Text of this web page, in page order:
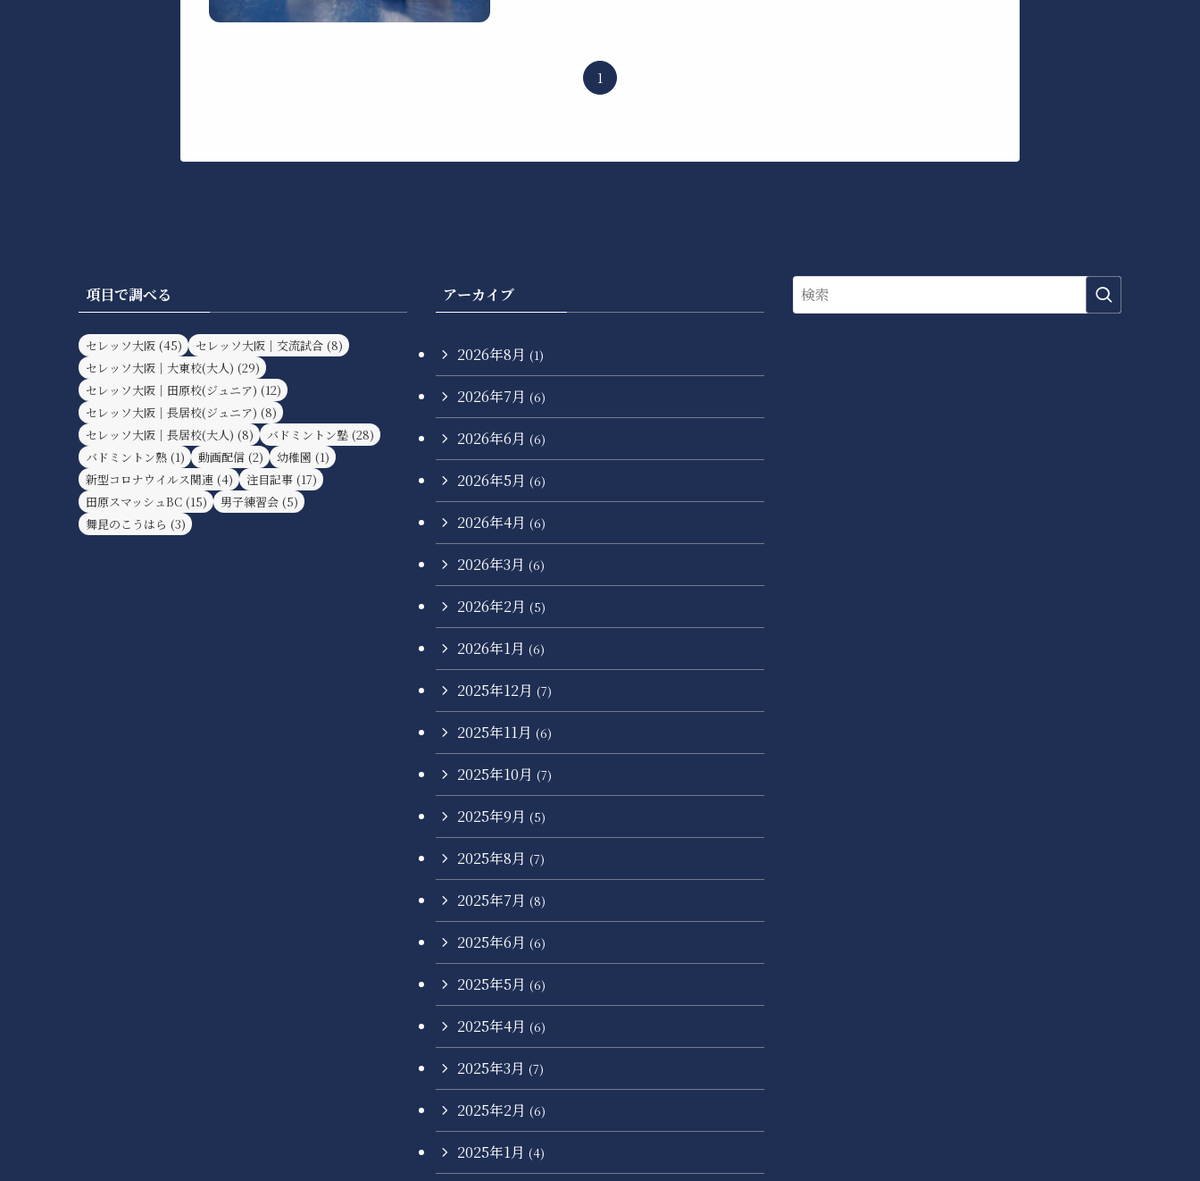
1
項目で調べる
セレッソ大阪 (45) セレッソ大阪｜交流試合 (8)
セレッソ大阪｜大東校(大人) (29)
セレッソ大阪｜田原校(ジュニア) (12)
セレッソ大阪｜長居校(ジュニア) (8)
セレッソ大阪｜長居校(大人) (8) バドミントン塾 (28)
バドミントン熟 (1) 動画配信 (2) 幼稚園 (1)
新型コロナウイルス関連 (4) 注目記事 (17)
田原スマッシュBC (15) 男子練習会 (5)
舞昆のこうはら (3)
アーカイブ
2026年8月 (1)
2026年7月 (6)
2026年6月 (6)
2026年5月 (6)
2026年4月 (6)
2026年3月 (6)
2026年2月 (5)
2026年1月 (6)
2025年12月 (7)
2025年11月 (6)
2025年10月 (7)
2025年9月 (5)
2025年8月 (7)
2025年7月 (8)
2025年6月 (6)
2025年5月 (6)
2025年4月 (6)
2025年3月 (7)
2025年2月 (6)
2025年1月 (4)